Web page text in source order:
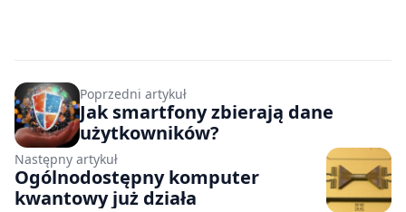
Poprzedni artykuł
Jak smartfony zbierają dane
użytkowników?
Następny artykuł
Ogólnodostępny komputer
kwantowy już działa